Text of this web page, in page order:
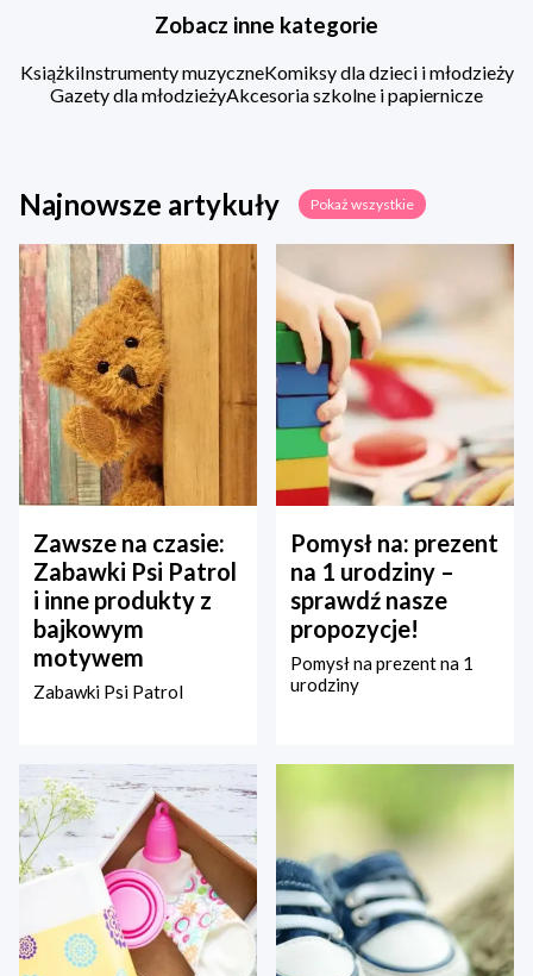
Zobacz inne kategorie
KsiążkiInstrumenty muzyczneKomiksy dla dzieci i młodzieży
Gazety dla młodzieżyAkcesoria szkolne i papiernicze
Najnowsze artykuły Pokaż wszystkie
Zawsze na czasie:
Zabawki Psi Patrol
i inne produkty z
bajkowym
motywem
Zabawki Psi Patrol
Pomysł na: prezent
na 1 urodziny –
sprawdź nasze
propozycje!
Pomysł na prezent na 1
urodziny